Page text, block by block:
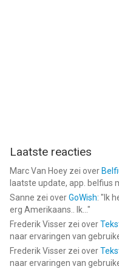
Houd er rekening mee dat
proefperiode wordt
vóór het einde van de
Als de functie
uw huidige abonnement
Het huidige actieve
Laatste reacties
Marc Van Hoey zei over
laatste update, app. belfius
Sanne zei overGoWish: " Ik
erg Amerikaans.. Ik... "
Frederik Visser zei over
naar ervaringen van
Frederik Visser zei over
naar ervaringen van